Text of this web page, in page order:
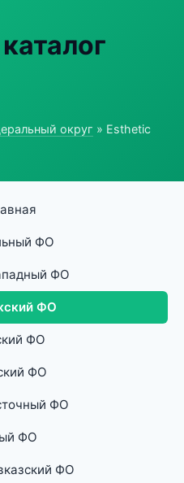
округ » Esthetic
ФО
ФО
ФО
ФО
ФО
ФО
ФО
ФО